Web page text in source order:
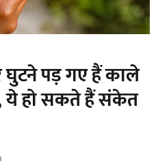
घुटने पड़ गए हैं काले
ये हो सकते हैं संकेत